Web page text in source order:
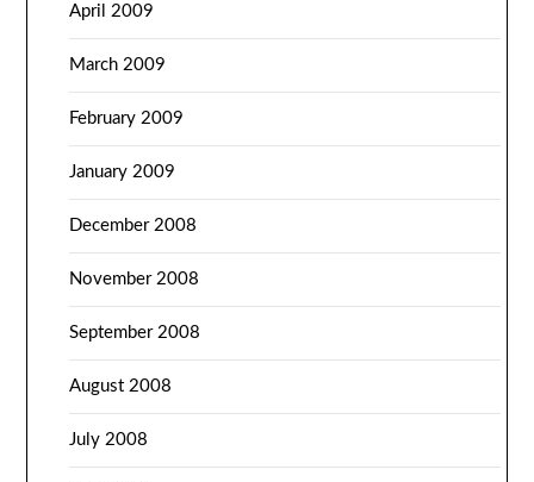
April 2009
March 2009
February 2009
January 2009
December 2008
November 2008
September 2008
August 2008
July 2008